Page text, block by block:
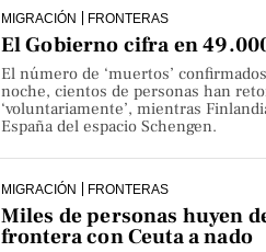
MIGRACIÓN FRONTERAS
El Gobierno cifra en
El número de ‘muertos’
noche, cientos de personas han
‘voluntariamente’, mientras
España del espacio Schengen.
MIGRACIÓN FRONTERAS
Miles de personas huyen
frontera con Ceuta a nado